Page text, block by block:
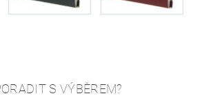
S VÝBĚREM?